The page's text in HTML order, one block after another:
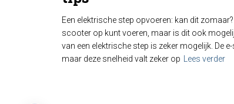
Een elektrische step opvoeren: kan dit
scooter op kunt voeren, maar is dit ook
van een elektrische step is zeker mogelijk. De
maar deze snelheid valt zeker op
Lees verder